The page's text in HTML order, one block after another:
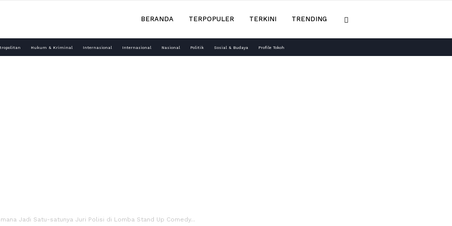
BERANDA TERPOPULER TERKINI TRENDING
Hukum & Kriminal Internasional Internasional Nasional Politik Sosial & Budaya Profile Tokoh
Jadi Satu-satunya Juri Polisi di Lomba Stand Up Comedy...